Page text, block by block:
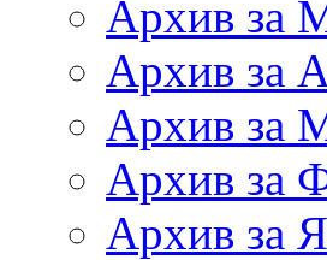
Архив за
Архив за
Архив за
Архив за
Архив за